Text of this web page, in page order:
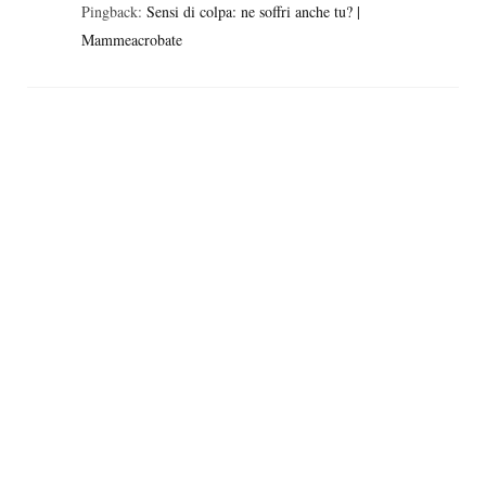
Pingback: Sensi di colpa: ne soffri anche tu? |
Mammeacrobate